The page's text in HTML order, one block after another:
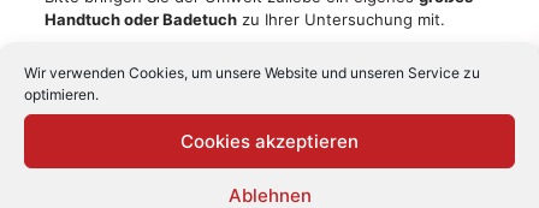
Wir verwenden Cookies, um unsere Website und unseren Service zu
optimieren.
Cookies akzeptieren
Ablehnen
Handtuch oder Badetuchzu Ihrer Untersuchung mit.
wahrzunehmen.
Sollten Sie verhindert sein, möchten wir Sie bitten, Ihren
Ein Klick auf die Karte bringt Sie direkt zu Google Maps